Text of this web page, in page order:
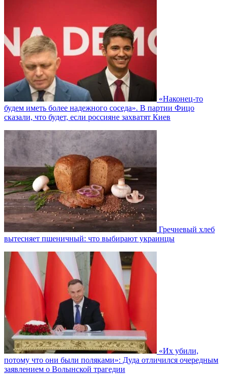
«Наконец-то
будем иметь более надежного соседа». В партии Фицо
сказали, что будет, если россияне захватят Киев
Гречневый хлеб
вытесняет пшеничный: что выбирают украинцы
«Их убили,
потому что они были поляками»: Дуда отличился очередным
заявлением о Волынской трагедии